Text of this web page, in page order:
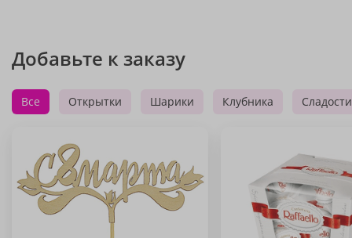
Добавьте к заказу
Все Открытки Шарики Клубника Сладости